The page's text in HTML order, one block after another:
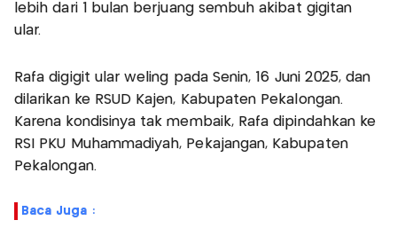
lebih dari 1 bulan berjuang sembuh akibat gigitan
ular.
Rafa digigit ular weling pada Senin, 16 Juni 2025, dan
dilarikan ke RSUD Kajen, Kabupaten Pekalongan.
Karena kondisinya tak membaik, Rafa dipindahkan ke
RSI PKU Muhammadiyah, Pekajangan, Kabupaten
Pekalongan.
Baca Juga :